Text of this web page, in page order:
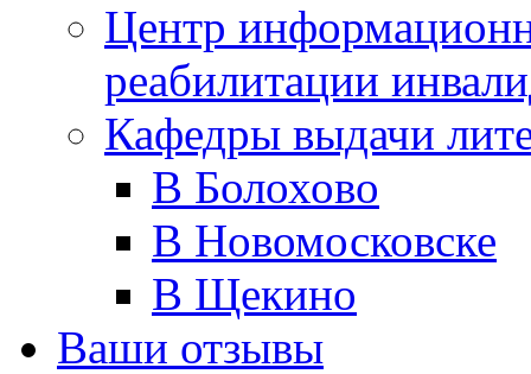
Центр
реабилитации
Кафедры выдачи
В Болохово
В Новомосковске
В Щекино
Ваши отзывы